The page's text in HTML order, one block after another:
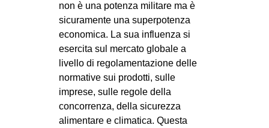
SPORT POPOLARE
MOVIMENTI
AMBIENTE
ANTIFASCISMO
DIRITTO ALL’ABITARE
non è una potenza militare ma è
sicuramente una superpotenza
economica. La sua influenza si
esercita sul mercato globale a
livello di regolamentazione delle
normative sui prodotti, sulle
imprese, sulle regole della
concorrenza, della sicurezza
alimentare e climatica. Questa